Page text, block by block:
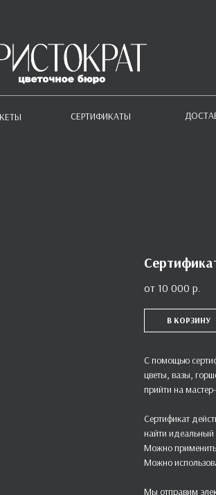
СЕРТИФИКАТЫ
10 000 р.
В КОРЗИНУ
С помощью
цветы, вазы,
прийти на
Сертификат
найти
Можно применить
Можно
Мы отправим